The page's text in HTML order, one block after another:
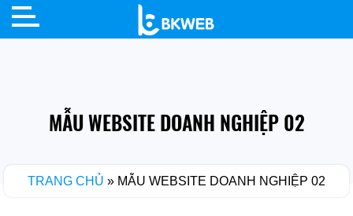
Skip
MẪU WEBSITE DOANH NGHIỆP 02
TRANG CHỦ » MẪU WEBSITE DOANH NGHIỆP 02